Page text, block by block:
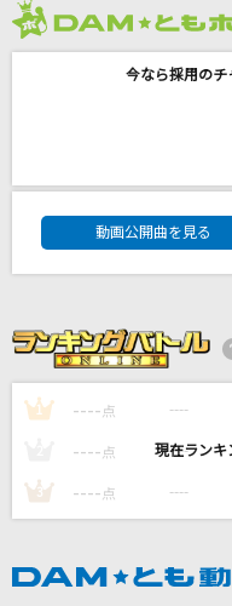
鐘を鳴らして -
r. -
テレキャスタービー
[生音]別れの予感
今なら採用の
DAM★ともボ
動画公開曲を見る
1 ---- 点 ----
---- 点 ----
3 ---- 点 ----